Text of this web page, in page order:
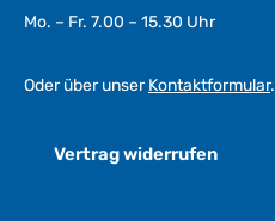
Mo. – Fr. 7.00 – 15.30 Uhr
Oder über unserKontaktformular.
Vertrag widerrufen